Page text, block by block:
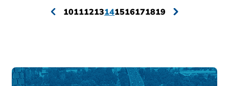
10111213141516171819